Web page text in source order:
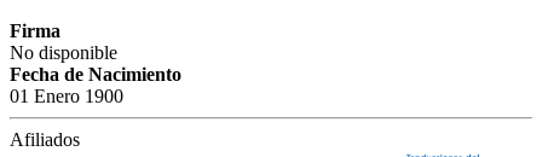
Firma
No disponible
Fecha de Nacimiento
01 Enero 1900
Afiliados